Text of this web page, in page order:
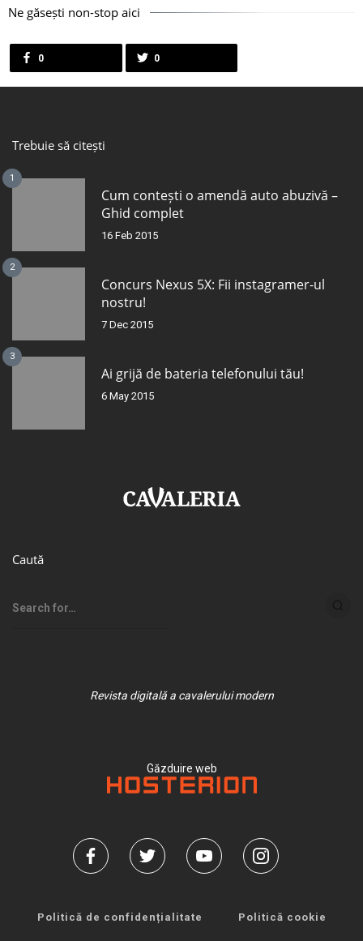
Ne găsești non-stop aici
0 0
Trebuie să citești
1
Cum contești o amendă auto abuzivă –
Ghid complet
16 Feb 2015
2
Concurs Nexus 5X: Fii instagramer-ul
nostru!
7 Dec 2015
3
Ai grijă de bateria telefonului tău!
6 May 2015
Caută
Revista digitală a cavalerului modern
Găzduire web
Politică de confidențialitate Politică cookie